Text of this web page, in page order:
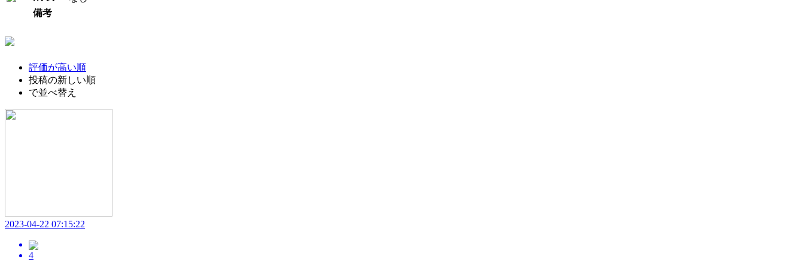
備考
評価が高い順
投稿の新しい順
で並べ替え
2023-04-22 07:15:22
4